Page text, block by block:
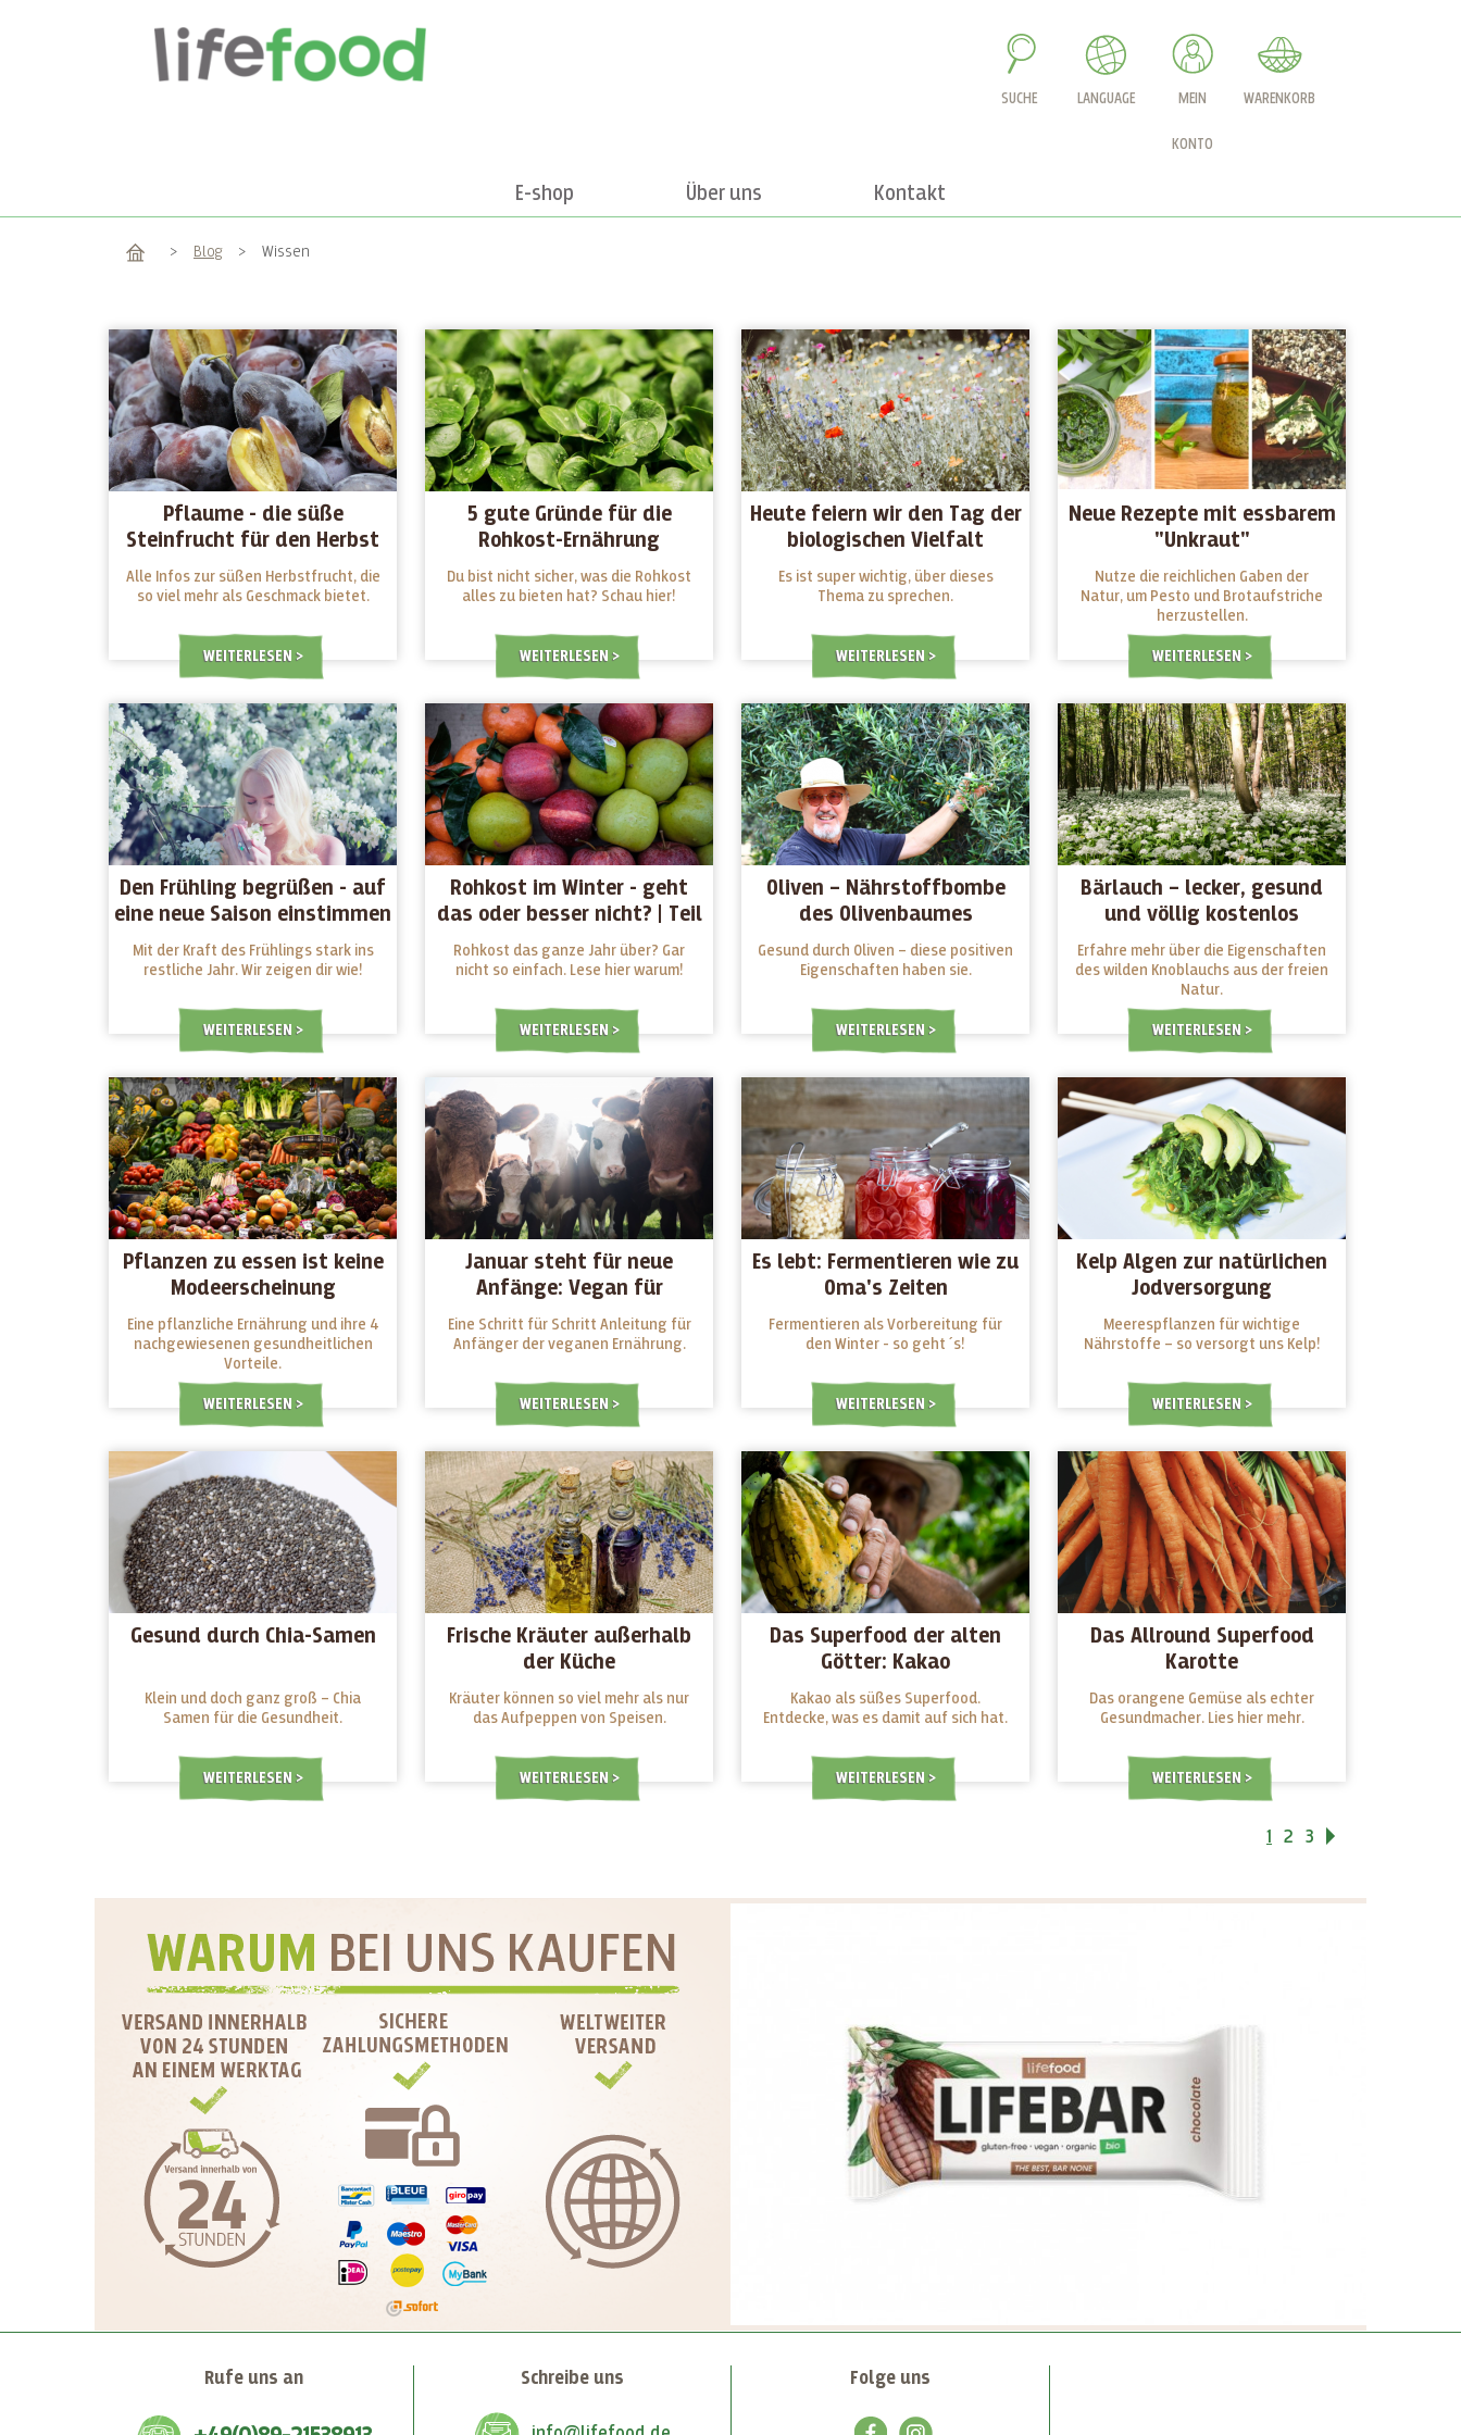
SUCHE LANGUAGE MEIN
KONTO
WARENKORB
E-shop Über uns Kontakt
Home > Blog > Wissen
Pflaume - die süße
Steinfrucht für den Herbst
Alle Infos zur süßen Herbstfrucht, die
so viel mehr als Geschmack bietet.
WEITERLESEN
5 gute Gründe für die
Rohkost-Ernährung
Du bist nicht sicher, was die Rohkost
alles zu bieten hat? Schau hier!
WEITERLESEN
Heute feiern wir den Tag der
biologischen Vielfalt
Es ist super wichtig, über dieses
Thema zu sprechen.
WEITERLESEN
Neue Rezepte mit essbarem
"Unkraut"
Nutze die reichlichen Gaben der
Natur, um Pesto und Brotaufstriche
herzustellen.
WEITERLESEN
Den Frühling begrüßen - auf
eine neue Saison einstimmen
Mit der Kraft des Frühlings stark ins
restliche Jahr. Wir zeigen dir wie!
WEITERLESEN
Rohkost im Winter - geht
das oder besser nicht? | Teil
Rohkost das ganze Jahr über? Gar
nicht so einfach. Lese hier warum!
WEITERLESEN
Oliven – Nährstoffbombe
des Olivenbaumes
Gesund durch Oliven – diese positiven
Eigenschaften haben sie.
WEITERLESEN
Bärlauch – lecker, gesund
und völlig kostenlos
erhältlich
Erfahre mehr über die Eigenschaften
des wilden Knoblauchs aus der freien
Natur.
WEITERLESEN
Pflanzen zu essen ist keine
Modeerscheinung
Eine pflanzliche Ernährung und ihre 4
nachgewiesenen gesundheitlichen
Vorteile.
WEITERLESEN
Januar steht für neue
Anfänge: Vegan für
Beginner!
Eine Schritt für Schritt Anleitung für
Anfänger der veganen Ernährung.
WEITERLESEN
Es lebt: Fermentieren wie zu
Oma's Zeiten
Fermentieren als Vorbereitung für
den Winter - so geht´s!
WEITERLESEN
Kelp Algen zur natürlichen
Jodversorgung
Meerespflanzen für wichtige
Nährstoffe – so versorgt uns Kelp!
WEITERLESEN
Gesund durch Chia-Samen
Klein und doch ganz groß – Chia
Samen für die Gesundheit.
WEITERLESEN
Frische Kräuter außerhalb
der Küche
Kräuter können so viel mehr als nur
das Aufpeppen von Speisen.
WEITERLESEN
Das Superfood der alten
Götter: Kakao
Kakao als süßes Superfood.
Entdecke, was es damit auf sich hat.
WEITERLESEN
Das Allround Superfood
Karotte
Das orangene Gemüse als echter
Gesundmacher. Lies hier mehr.
WEITERLESEN
1 2 3
Rufe uns an Schreibe uns Folge uns